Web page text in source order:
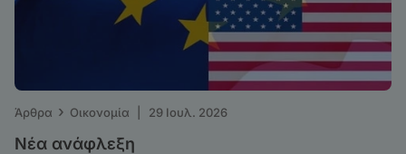
Άρθρα › Οικονομία 29 Ιουλ. 2026
Νέα ανάφλεξη